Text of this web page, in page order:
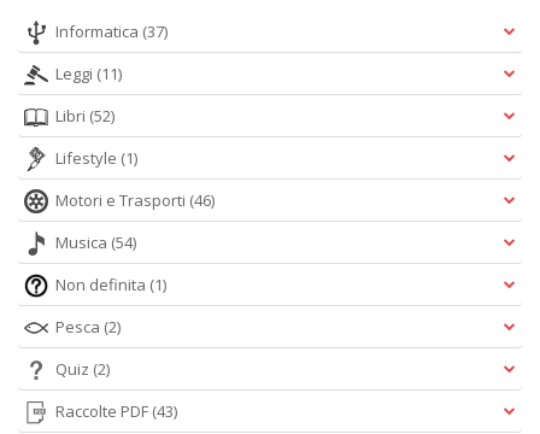
Informatica (37)
Leggi (11)
Libri (52)
Lifestyle (1)
Motori e Trasporti (46)
Musica (54)
Non definita (1)
Pesca (2)
Quiz (2)
Raccolte PDF (43)